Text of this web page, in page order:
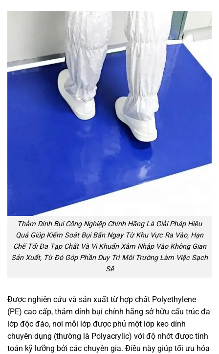
Thảm Dính Bụi Công Nghiệp Chính Hãng Là Giải Pháp Hiệu
Quả Giúp Kiểm Soát Bụi Bẩn Ngay Từ Khu Vực Ra Vào, Hạn
Chế Tối Đa Tạp Chất Và Vi Khuẩn Xâm Nhập Vào Không Gian
Sản Xuất, Từ Đó Góp Phần Duy Trì Môi Trường Làm Việc Sạch
Sẽ
Được nghiên cứu và sản xuất từ hợp chất Polyethylene
(PE) cao cấp, thảm dính bụi chính hãng sở hữu cấu trúc đa
lớp độc đáo, nơi mỗi lớp được phủ một lớp keo dính
chuyên dụng (thường là Polyacrylic) với độ nhớt được tính
toán kỹ lưỡng bởi các chuyên gia. Điều này giúp tối ưu hóa